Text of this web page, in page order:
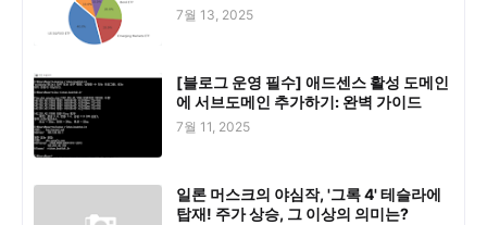
7월 13, 2025
[블로그 운영 필수] 애드센스 활성 도메인
에 서브도메인 추가하기: 완벽 가이드
7월 11, 2025
일론 머스크의 야심작, '그록 4' 테슬라에
탑재! 주가 상승, 그 이상의 의미는?